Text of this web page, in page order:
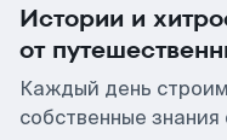
Истории и
от
Каждый день
собственные